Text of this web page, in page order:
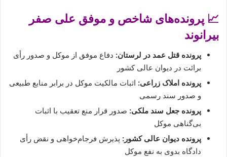
📈 پرونده‌های شاخص و موفق علی صفر
بیرانوند
پرونده قتل عمد در لرستان: دفاع موفق از موکل و صدور رأی
برائت در دیوان عالی کشور
پرونده املاک زراعی: اثبات مالکیت موکل در برابر منابع طبیعی
و صدور سند رسمی
پرونده جعل سند ملکی: صدور قرار منع تعقیب با اثبات
بی‌گناهی موکل
پرونده دیوان عالی کشور: پذیرش فرجام‌خواهی و نقض رأی
دادگاه بدوی به نفع موکل